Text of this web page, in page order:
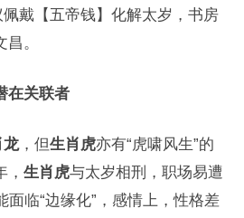
佩戴【五帝钱】化解太岁，书房
。
在关联者
龙，但生肖虎亦有“虎啸风生”的
生肖虎与太岁相刑，职场易遭
面临“边缘化”，感情上，性格差